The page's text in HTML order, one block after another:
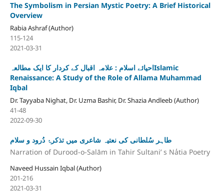
The Symbolism in Persian Mystic Poetry: A Brief Historical
Overview
Rabia Ashraf (Author)
115-124
2021-03-31
احیائے اسلام : علامہ اقبال کے کردار کا ایک مطالعہIslamic
Renaissance: A Study of the Role of Allama Muhammad
Iqbal
Dr. Tayyaba Nighat, Dr. Uzma Bashir, Dr. Shazia Andleeb (Author)
41-48
2022-09-30
طاہر سُلطانی کی نعتیہ شاعری میں تذکرۂ دُرود و سلام
Narration of Durood-o-Salām in Tahir Sultani’ s Na̒tia Poetry
Naveed Hussain Iqbal (Author)
201-216
2021-03-31